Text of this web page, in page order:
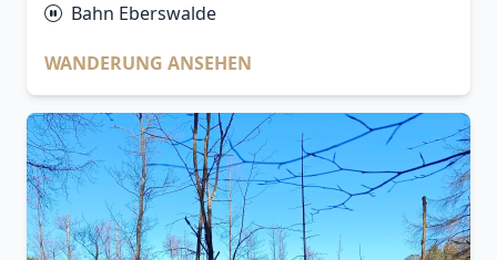
Bahn Eberswalde
WANDERUNG ANSEHEN